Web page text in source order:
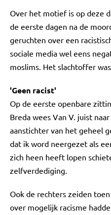
Over het motief is op deze
de eerste dagen na de
geruchten over een
sociale media wel eens
moslims. Het slachtoffer
'Geen racist'
Op de eerste openbare
Breda wees Van V. juist
aanstichter van het geheel
dat ik word neergezet als
zich heen heeft lopen
zelfverdediging.
Ook de rechters zeiden
over mogelijk racisme